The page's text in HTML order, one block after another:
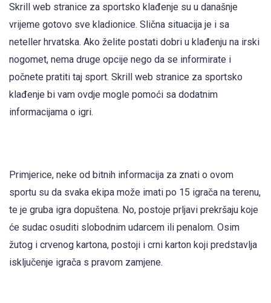
Skrill web stranice za sportsko klađenje su u današnje
vrijeme gotovo sve kladionice. Slična situacija je i sa
neteller hrvatska. Ako želite postati dobri u klađenju na irski
nogomet, nema druge opcije nego da se informirate i
počnete pratiti taj sport. Skrill web stranice za sportsko
klađenje bi vam ovdje mogle pomoći sa dodatnim
informacijama o igri.
Primjerice, neke od bitnih informacija za znati o ovom
sportu su da svaka ekipa može imati po 15 igrača na terenu,
te je gruba igra dopuštena. No, postoje prljavi prekršaju koje
će sudac osuditi slobodnim udarcem ili penalom. Osim
žutog i crvenog kartona, postoji i crni karton koji predstavlja
isključenje igrača s pravom zamjene.